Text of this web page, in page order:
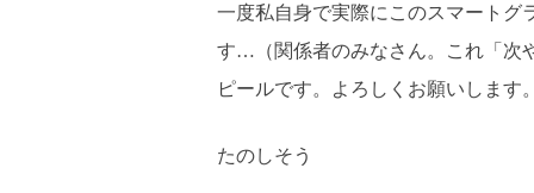
一度私自身で実際にこのスマートグ
す…（関係者のみなさん。これ「次
ピールです。よろしくお願いします
たのしそう